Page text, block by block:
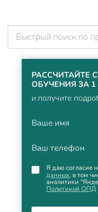
РАССЧИТАЙТЕ
ОБУЧЕНИЯ ЗА
и получите
Ваше имя
Ваш телефон
Я даю согласие
данных, в том
аналитики
Политикой ОПД